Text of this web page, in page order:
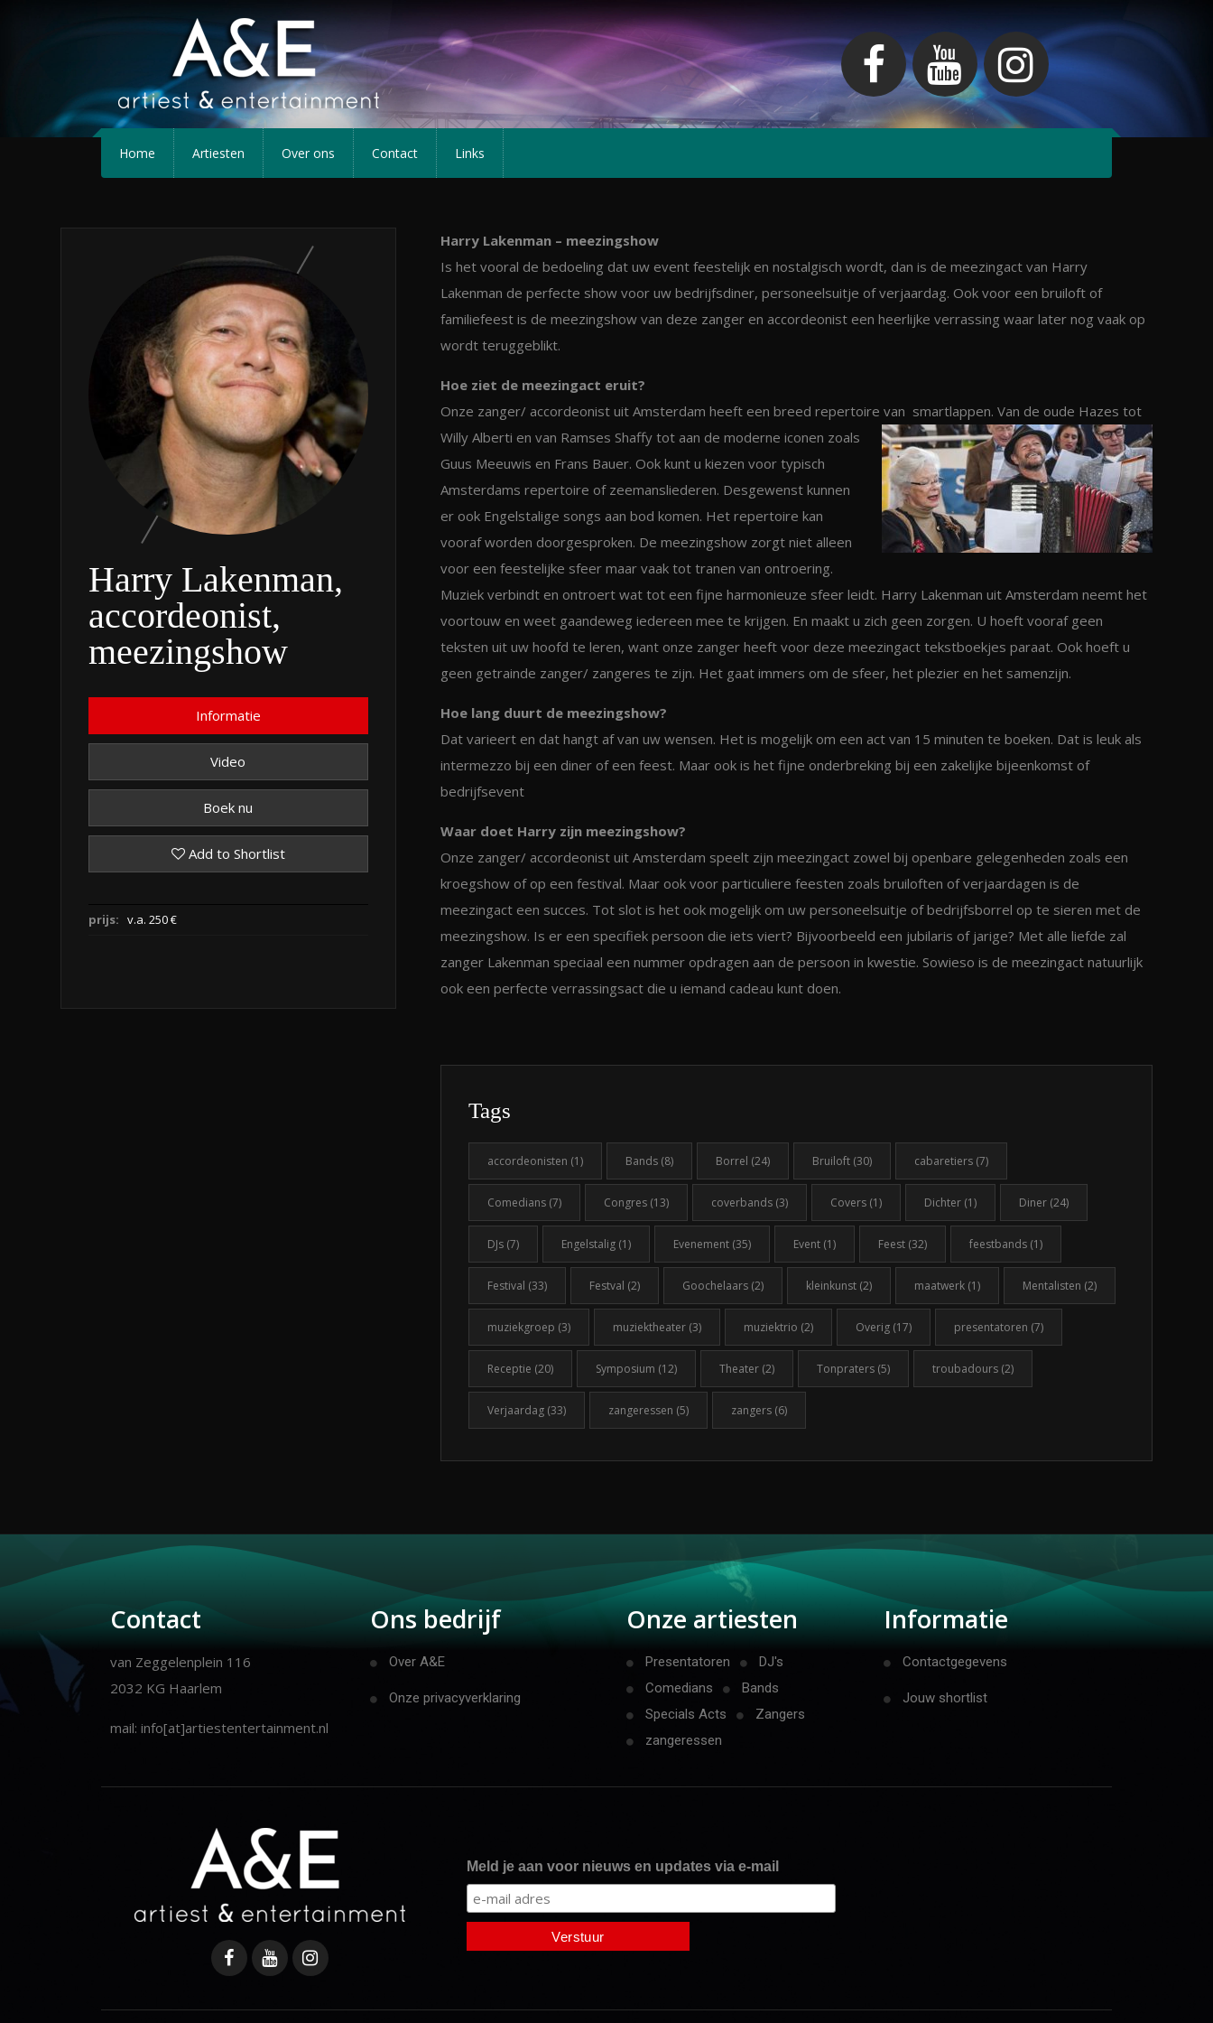
Home Artiesten Over ons Contact Links
Harry Lakenman,
accordeonist,
meezingshow
Informatie
Video
Boek nu
Add to Shortlist
prijs: v.a. 250 €
Harry Lakenman – meezingshow
Is het vooral de bedoeling dat uw event feestelijk en nostalgisch wordt, dan is de meezingact van Harry
Lakenman de perfecte show voor uw bedrijfsdiner, personeelsuitje of verjaardag. Ook voor een bruiloft of
familiefeest is de meezingshow van deze zanger en accordeonist een heerlijke verrassing waar later nog vaak op
wordt teruggeblikt.
Hoe ziet de meezingact eruit?
Onze zanger/ accordeonist uit Amsterdam heeft een breed repertoire van smartlappen. Van de oude Hazes tot
Willy Alberti en van Ramses Shaffy tot aan de moderne iconen zoals
Guus Meeuwis en Frans Bauer. Ook kunt u kiezen voor typisch
Amsterdams repertoire of zeemansliederen. Desgewenst kunnen
er ook Engelstalige songs aan bod komen. Het repertoire kan
vooraf worden doorgesproken. De meezingshow zorgt niet alleen
voor een feestelijke sfeer maar vaak tot tranen van ontroering.
Muziek verbindt en ontroert wat tot een fijne harmonieuze sfeer leidt. Harry Lakenman uit Amsterdam neemt het
voortouw en weet gaandeweg iedereen mee te krijgen. En maakt u zich geen zorgen. U hoeft vooraf geen
teksten uit uw hoofd te leren, want onze zanger heeft voor deze meezingact tekstboekjes paraat. Ook hoeft u
geen getrainde zanger/ zangeres te zijn. Het gaat immers om de sfeer, het plezier en het samenzijn.
Hoe lang duurt de meezingshow?
Dat varieert en dat hangt af van uw wensen. Het is mogelijk om een act van 15 minuten te boeken. Dat is leuk als
intermezzo bij een diner of een feest. Maar ook is het fijne onderbreking bij een zakelijke bijeenkomst of
bedrijfsevent
Waar doet Harry zijn meezingshow?
Onze zanger/ accordeonist uit Amsterdam speelt zijn meezingact zowel bij openbare gelegenheden zoals een
kroegshow of op een festival. Maar ook voor particuliere feesten zoals bruiloften of verjaardagen is de
meezingact een succes. Tot slot is het ook mogelijk om uw personeelsuitje of bedrijfsborrel op te sieren met de
meezingshow. Is er een specifiek persoon die iets viert? Bijvoorbeeld een jubilaris of jarige? Met alle liefde zal
zanger Lakenman speciaal een nummer opdragen aan de persoon in kwestie. Sowieso is de meezingact natuurlijk
ook een perfecte verrassingsact die u iemand cadeau kunt doen.
Tags
accordeonisten (1) Bands (8) Borrel (24) Bruiloft (30) cabaretiers (7)
Comedians (7) Congres (13) coverbands (3) Covers (1) Dichter (1) Diner (24)
DJs (7) Engelstalig (1) Evenement (35) Event (1) Feest (32) feestbands (1)
Festival (33) Festval (2) Goochelaars (2) kleinkunst (2) maatwerk (1) Mentalisten (2)
muziekgroep (3) muziektheater (3) muziektrio (2) Overig (17) presentatoren (7)
Receptie (20) Symposium (12) Theater (2) Tonpraters (5) troubadours (2)
Verjaardag (33) zangeressen (5) zangers (6)
Contact
van Zeggelenplein 116
2032 KG Haarlem
mail: info[at]artiestentertainment.nl
Ons bedrijf
Over A&E
Onze privacyverklaring
Onze artiesten
Presentatoren
DJ's
Comedians
Bands
Specials Acts
Zangers
zangeressen
Informatie
Contactgegevens
Jouw shortlist
Meld je aan voor nieuws en updates via e-mail